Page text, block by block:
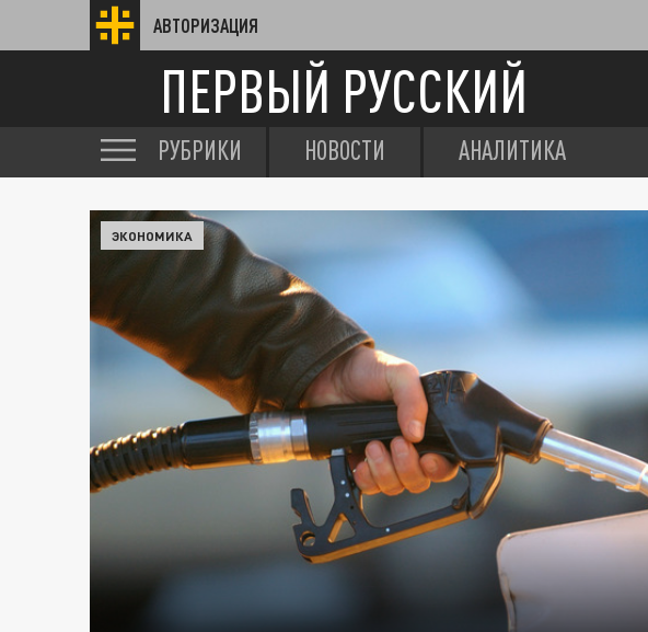
АВТОРИЗАЦИЯ
ПЕРВЫЙ РУССКИЙ
РУБРИКИ НОВОСТИ АНАЛИТИКА
ЭКОНОМИКА